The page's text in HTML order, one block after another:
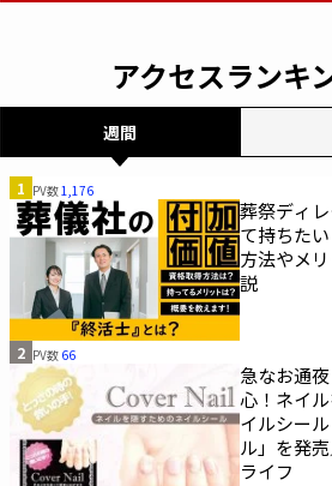
アクセスランキ
週間
1 PV数1,176
葬祭ディ
て持ちた
方法やメ
説
2 PV数 66
急なお通
心！ネイ
イルシー
ル」を発
ライフ